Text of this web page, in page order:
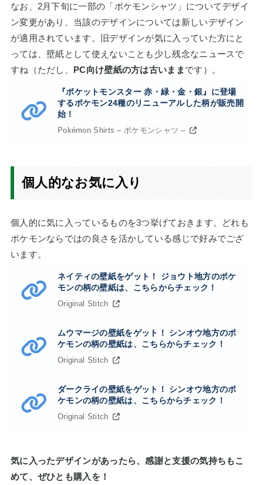
なお、2月下旬に一部の「ポケモンシャツ」についてデザイ
ン変更があり、当該のデザインについては新しいデザイン
が適用されています。旧デザインが気に入っていた方にと
っては、壁紙として使えないことも少し残念なニュースで
すね（ただし、 PC向け壁紙の方は古いまま です）。
『ポケットモンスター 赤・緑・金・銀』に登場
するポケモン24種のリニューアルした柄が販売開
始！
Pokémon Shirts – ポケモンシャツ –
個人的なお気に入り
個人的に気に入っているものを3つ挙げておきます。どれも
ポケモンならではの良さを活かしている感じで好みでござ
います。
ネイティの壁紙をゲット！ ジョウト地方のポケ
モンの柄の壁紙は、こちらからチェック！
Original Stitch
ムウマージの壁紙をゲット！ シンオウ地方のポ
ケモンの柄の壁紙は、こちらからチェック！
Original Stitch
ダークライの壁紙をゲット！ シンオウ地方のポ
ケモンの柄の壁紙は、こちらからチェック！
Original Stitch
気に入ったデザインがあったら、感謝と支援の気持ちもこ
めて、ぜひとも購入を！